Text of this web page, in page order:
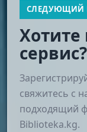
СЛЕДУЮЩИЙ
Хотите
сервис?
свяжитесь с
подходящий
Biblioteka.kg.